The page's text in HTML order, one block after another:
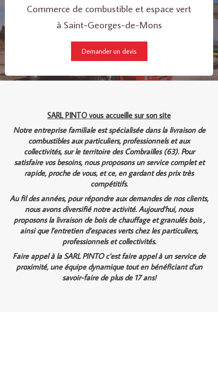
Commerce de combustible et espace vert
à Saint-Georges-de-Mons
Demander un devis
SARL PINTO vous accueille sur son site
Notre entreprise familiale est spécialisée dans la livraison de
combustibles aux particuliers, professionnels et aux
collectivités, sur le territoire des Combrailles (63). Pour
satisfaire vos besoins, nous proposons un service complet et
rapide, proche de vous, et ce, en gardant des prix très
compétitifs.
Au fil des années, pour répondre aux demandes de nos clients,
nous avons diversifié notre activité. Aujourd’hui, nous
proposons la livraison de bois de chauffage et granulés bois ,
ainsi que l’entretien d’espaces verts chez les particuliers,
professionnels et collectivités.
Faire appel à la SARL PINTO c’est faire appel à un service de
proximité, une équipe dynamique tout en bénéficiant d’un
savoir-faire de plus de 17 ans!